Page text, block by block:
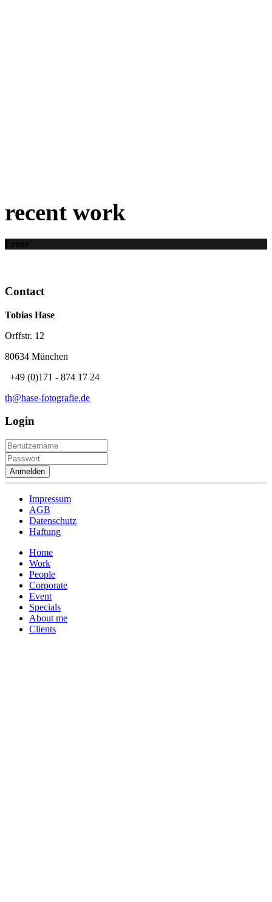
recent work
Error
Contact
Tobias Hase
Orffstr. 12
80634 München
+49 (0)171 - 874 17 24
th@hase-fotografie.de
Login
Anmelden
Impressum
AGB
Datenschutz
Haftung
Home
Work
People
Corporate
Event
Specials
About me
Clients